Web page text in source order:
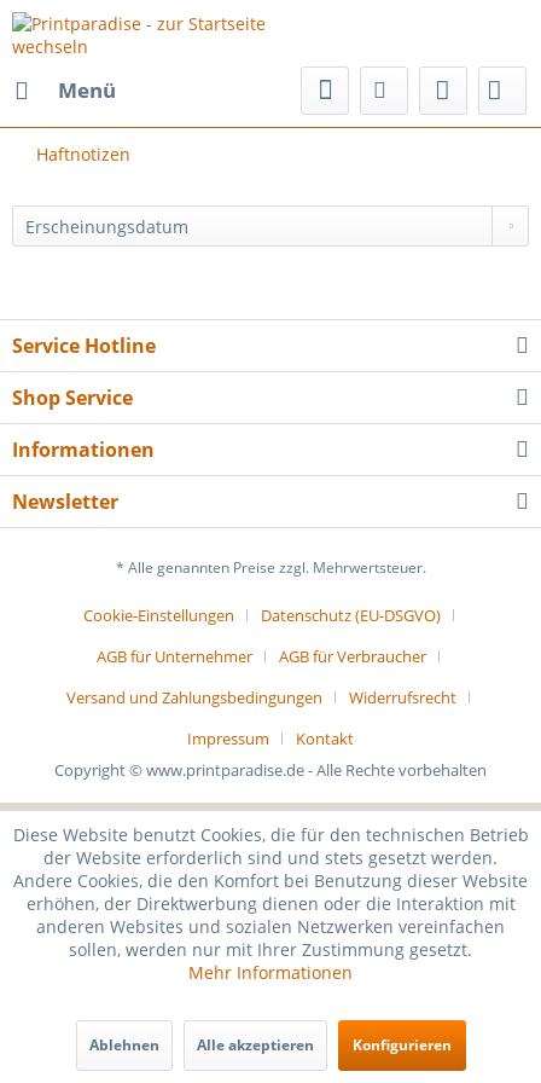
Menü
Haftnotizen
Service Hotline
Shop Service
Informationen
Newsletter
* Alle genannten Preise zzgl. Mehrwertsteuer.
Cookie-Einstellungen
Datenschutz (EU-DSGVO)
AGB für Unternehmer
AGB für Verbraucher
Versand und Zahlungsbedingungen
Widerrufsrecht
Impressum
Kontakt
Copyright © www.printparadise.de - Alle Rechte vorbehalten
Diese Website benutzt Cookies, die für den technischen Betrieb
der Website erforderlich sind und stets gesetzt werden.
Andere Cookies, die den Komfort bei Benutzung dieser Website
erhöhen, der Direktwerbung dienen oder die Interaktion mit
anderen Websites und sozialen Netzwerken vereinfachen
sollen, werden nur mit Ihrer Zustimmung gesetzt.
Mehr Informationen
Ablehnen Alle akzeptieren Konfigurieren